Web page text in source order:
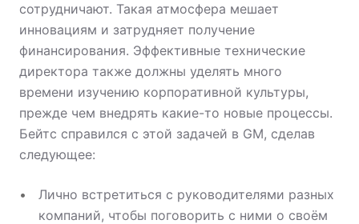
сотрудничают. Такая атмосфера мешает
инновациям и затрудняет получение
финансирования. Эффективные технические
директора также должны уделять много
времени изучению корпоративной культуры,
прежде чем внедрять какие-то новые процессы.
Бейтс справился с этой задачей в GM, сделав
следующее:
Лично встретиться с руководителями разных
компаний, чтобы поговорить с ними о своём